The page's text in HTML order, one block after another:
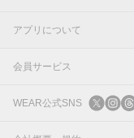
アプリについて
会員サービス
ログイン
WEAR公式SNS